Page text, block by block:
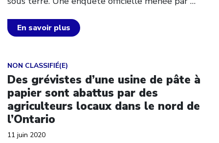
En savoir plus
NON CLASSIFIÉ(E)
Des grévistes d’une usine de pâte à
papier sont abattus par des
agriculteurs locaux dans le nord de
l’Ontario
11 juin 2020
Click to open the link